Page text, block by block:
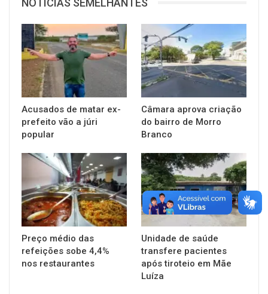
NOTÍCIAS SEMELHANTES
Acusados de matar ex-
prefeito vão a júri
popular
Câmara aprova criação
do bairro de Morro
Branco
Preço médio das
refeições sobe 4,4%
nos restaurantes
Unidade de saúde
transfere pacientes
após tiroteio em Mãe
Luíza